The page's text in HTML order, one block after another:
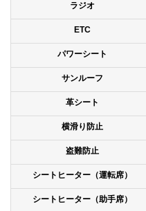
ラジオ
ETC
パワーシート
サンルーフ
革シート
横滑り防止
盗難防止
シートヒーター（運転席）
シートヒーター（助手席）